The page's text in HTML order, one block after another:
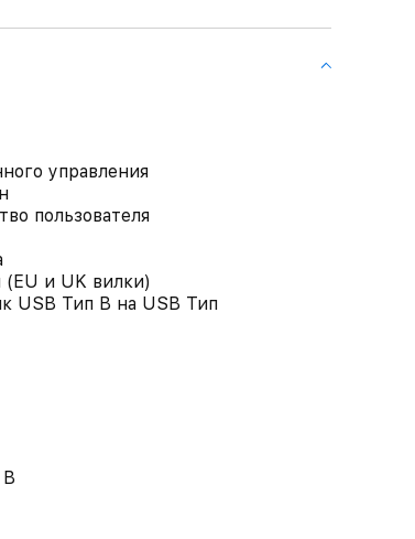
управления
пользователя
и UK вилки)
USB Тип B на USB Тип
В